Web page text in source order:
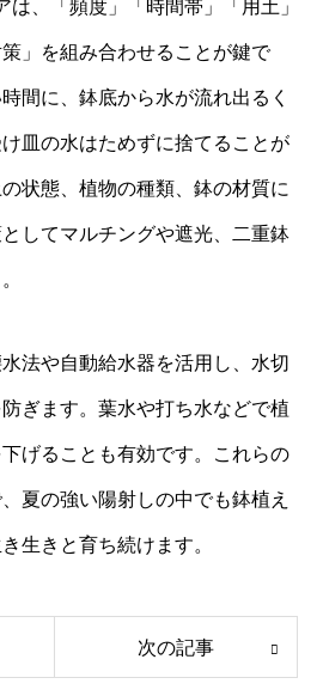
は、「頻度」「時間帯」「用土」
策」を組み合わせることが鍵で
間に、鉢底から水が流れ出るく
皿の水はためずに捨てることが
状態、植物の種類、鉢の材質に
してマルチングや遮光、二重鉢
法や自動給水器を活用し、水切
ぎます。葉水や打ち水などで植
げることも有効です。これらの
夏の強い陽射しの中でも鉢植え
生きと育ち続けます。
次の記事